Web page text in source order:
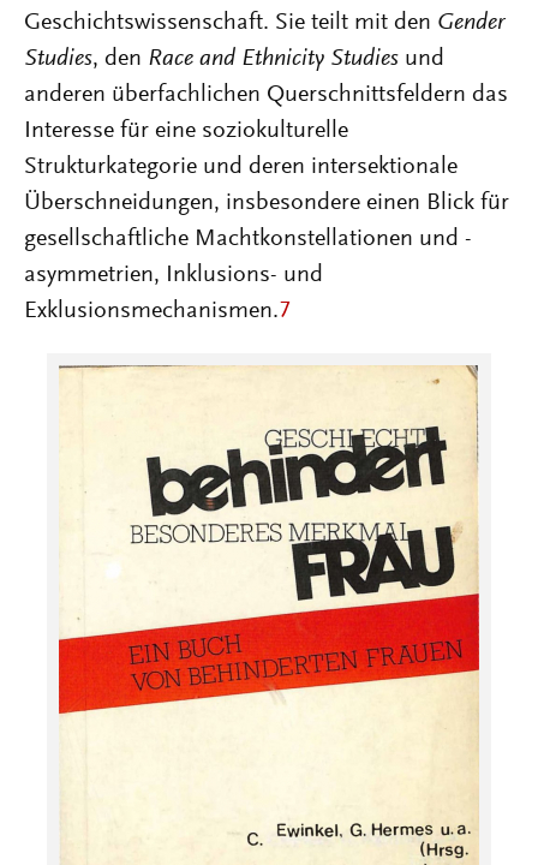
Geschichtswissenschaft. Sie teilt mit den Gender
Studies, den Race and Ethnicity Studies und
anderen überfachlichen Querschnittsfeldern das
Interesse für eine soziokulturelle
Strukturkategorie und deren intersektionale
Überschneidungen, insbesondere einen Blick für
gesellschaftliche Machtkonstellationen und -
asymmetrien, Inklusions- und
Exklusionsmechanismen.7